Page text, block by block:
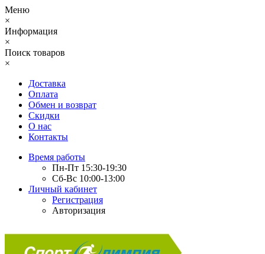
Меню
×
Информация
×
Поиск товаров
×
Доставка
Оплата
Обмен и возврат
Скидки
О нас
Контакты
Время работы
Пн-Пт 15:30-19:30
Сб-Вс 10:00-13:00
Личный кабинет
Регистрация
Авторизация